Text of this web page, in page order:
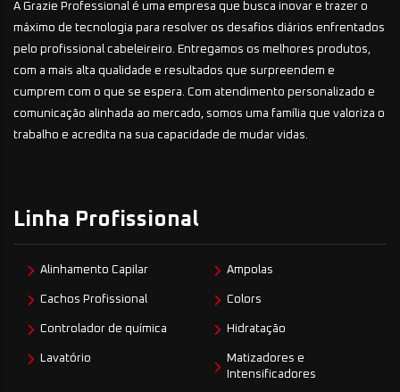
A Grazie Professional é uma empresa que busca inovar e trazer o
máximo de tecnologia para resolver os desafios diários enfrentados
pelo profissional cabeleireiro. Entregamos os melhores produtos,
com a mais alta qualidade e resultados que surpreendem e
cumprem com o que se espera. Com atendimento personalizado e
comunicação alinhada ao mercado, somos uma família que valoriza o
trabalho e acredita na sua capacidade de mudar vidas.
Linha Profissional
Alinhamento Capilar Ampolas
Cachos Profissional Colors
Controlador de química Hidratação
Lavatório
Matizadores e
Intensificadores